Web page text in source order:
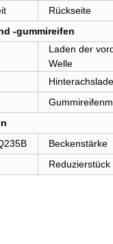
Rückseite
-gummireifen
Laden der
Welle
Beckenstärke
Reduzierstück